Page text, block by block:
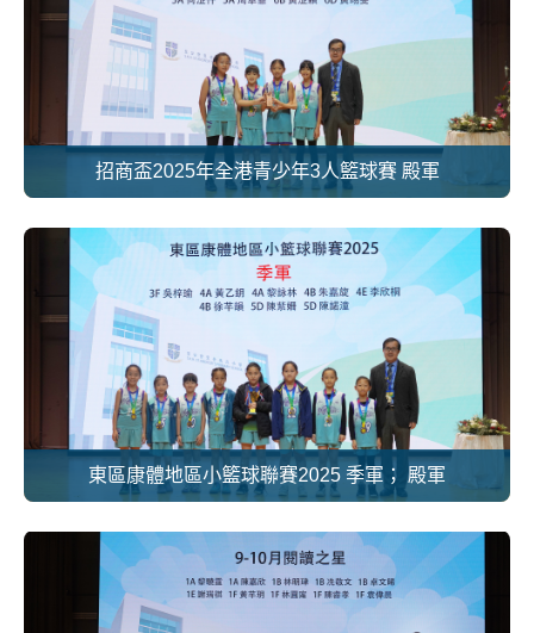
招商盃2025年全港青少年3人籃球賽 殿軍
東區康體地區小籃球聯賽2025 季軍； 殿軍